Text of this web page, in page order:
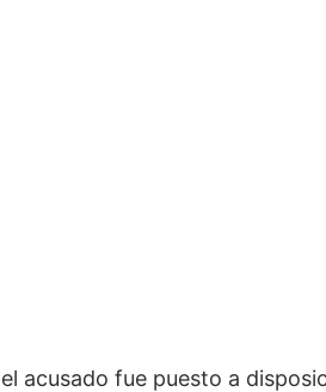
acusado fue puesto a